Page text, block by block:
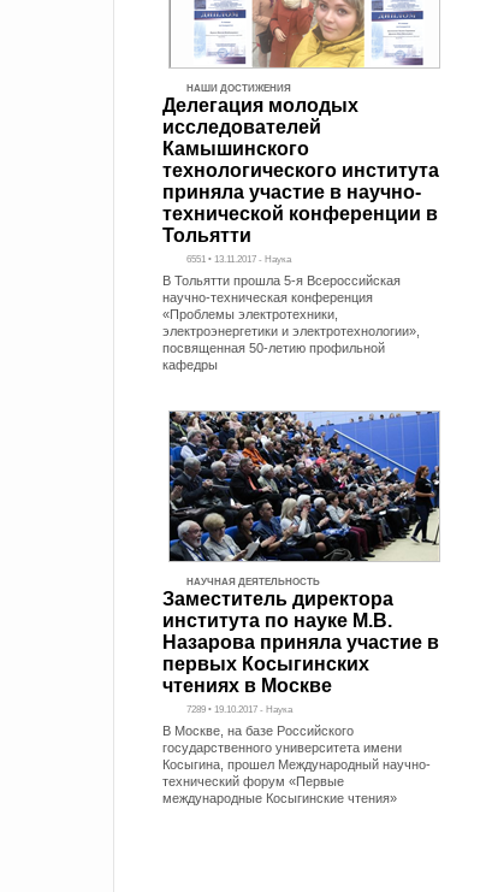
НАШИ ДОСТИЖЕНИЯ
Делегация молодых
исследователей
Камышинского
технологического института
приняла участие в научно-
технической конференции в
Тольятти
6551 • 13.11.2017 - Наука
В Тольятти прошла 5-я Всероссийская
научно-техническая конференция
«Проблемы электротехники,
электроэнергетики и электротехнологии»,
посвященная 50-летию профильной
кафедры
НАУЧНАЯ ДЕЯТЕЛЬНОСТЬ
Заместитель директора
института по науке М.В.
Назарова приняла участие в
первых Косыгинских
чтениях в Москве
7289 • 19.10.2017 - Наука
В Москве, на базе Российского
государственного университета имени
Косыгина, прошел Международный научно-
технический форум «Первые
международные Косыгинские чтения»